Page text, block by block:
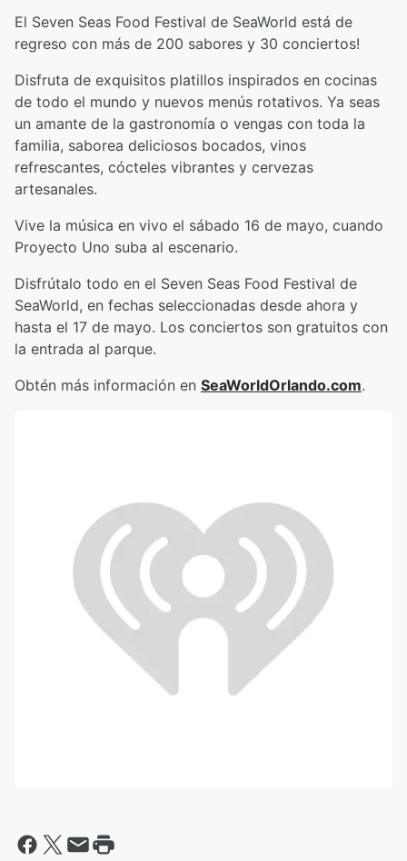
El Seven Seas Food Festival de SeaWorld está de
regreso con más de 200 sabores y 30 conciertos!
Disfruta de exquisitos platillos inspirados en cocinas
de todo el mundo y nuevos menús rotativos. Ya seas
un amante de la gastronomía o vengas con toda la
familia, saborea deliciosos bocados, vinos
refrescantes, cócteles vibrantes y cervezas
artesanales.
Vive la música en vivo el sábado 16 de mayo, cuando
Proyecto Uno suba al escenario.
Disfrútalo todo en el Seven Seas Food Festival de
SeaWorld, en fechas seleccionadas desde ahora y
hasta el 17 de mayo. Los conciertos son gratuitos con
la entrada al parque.
Obtén más información en SeaWorldOrlando.com.